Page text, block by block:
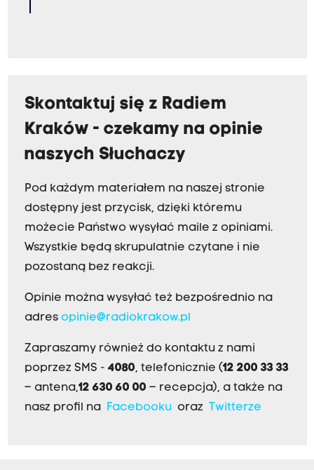
Skontaktuj się z Radiem
Kraków - czekamy na opinie
naszych Słuchaczy
Pod każdym materiałem na naszej stronie
dostępny jest przycisk, dzięki któremu
możecie Państwo wysyłać maile z opiniami.
Wszystkie będą skrupulatnie czytane i nie
pozostaną bez reakcji.
Opinie można wysyłać też bezpośrednio na
adres opinie@radiokrakow.pl
Zapraszamy również do kontaktu z nami
poprzez SMS - 4080, telefonicznie (12 200 33 33
– antena,12 630 60 00 – recepcja), a także na
nasz profil na
Facebookuoraz Twitterze